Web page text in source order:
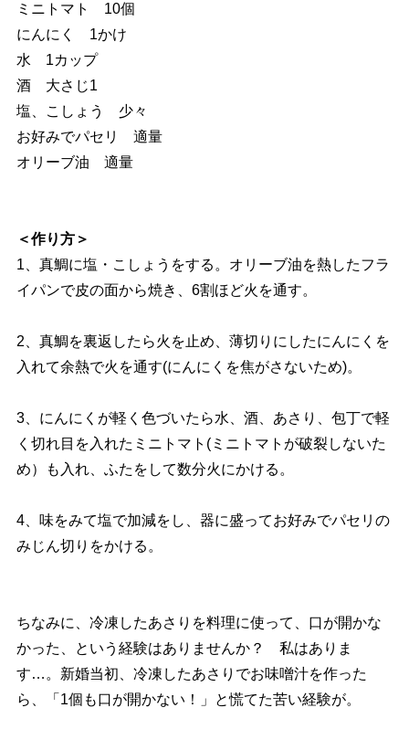
ミニトマト 10個
にんにく 1かけ
水 1カップ
酒 大さじ1
塩、こしょう 少々
お好みでパセリ 適量
オリーブ油 適量
＜作り方＞
1、真鯛に塩・こしょうをする。オリーブ油を熱したフラ
イパンで皮の面から焼き、6割ほど火を通す。
2、真鯛を裏返したら火を止め、薄切りにしたにんにくを
入れて余熱で火を通す(にんにくを焦がさないため)。
3、にんにくが軽く色づいたら水、酒、あさり、包丁で軽
く切れ目を入れたミニトマト(ミニトマトが破裂しないた
め）も入れ、ふたをして数分火にかける。
4、味をみて塩で加減をし、器に盛ってお好みでパセリの
みじん切りをかける。
ちなみに、冷凍したあさりを料理に使って、口が開かな
かった、という経験はありませんか？ 私はありま
す…。新婚当初、冷凍したあさりでお味噌汁を作った
ら、「1個も口が開かない！」と慌てた苦い経験が。